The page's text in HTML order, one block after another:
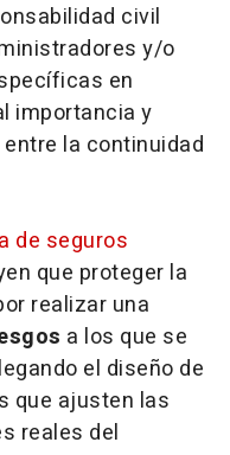
civil
y/o
en
importancia y
la continuidad
de seguros
que proteger la
realizar una
a los que se
el diseño de
que ajusten las
reales del